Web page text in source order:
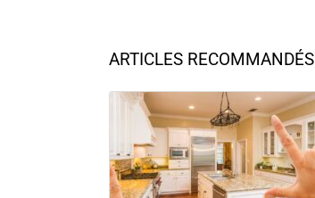
ARTICLES RECOMMANDÉS